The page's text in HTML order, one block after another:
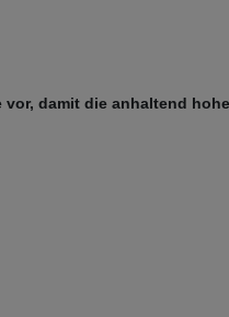
damit die anhaltend